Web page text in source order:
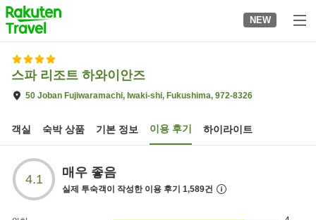
to
top
page
NEW
스파 리조트 하와이안즈
50 Joban Fujiwaramachi, Iwaki-shi, Fukushima, 972-8326
객실 숙박 상품 기본 정보 이용 후기 하이라이트
4.1 매우 좋음
실제 투숙객이 작성한 이용 후기 1,589건